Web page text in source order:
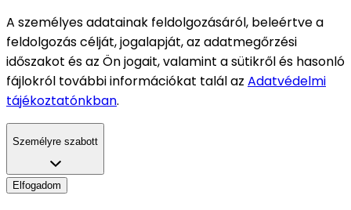
A személyes adatainak feldolgozásáról, beleértve a
feldolgozás célját, jogalapját, az adatmegőrzési
időszakot és az Ön jogait, valamint a sütikről és hasonló
fájlokról további információkat talál az Adatvédelmi
tájékoztatónkban.
Személyre szabott
Elfogadom